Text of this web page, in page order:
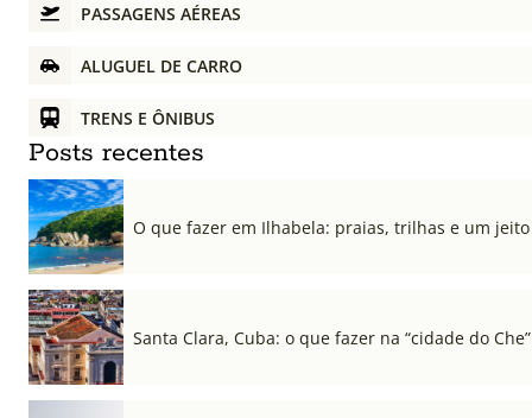
PASSAGENS AÉREAS
ALUGUEL DE CARRO
TRENS E ÔNIBUS
Posts recentes
O que fazer em Ilhabela: praias, trilhas e um
Santa Clara, Cuba: o que fazer na “cidade do Che”